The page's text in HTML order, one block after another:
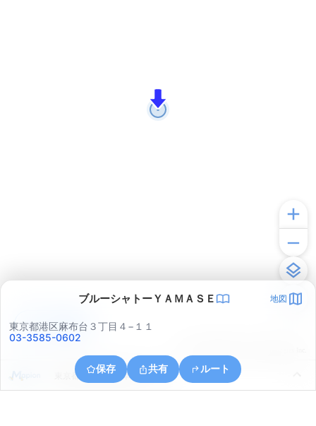
ブルーシャトーＹＡＭＡＳＥ 地図
東京都港区麻布台３丁目４−１１
03-3585-0602
保存 共有 ルート
東京都千代田区内幸町１丁目３
アプリで見る